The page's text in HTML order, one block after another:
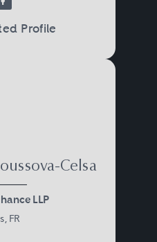
Profile
Celsa
LLP
FR